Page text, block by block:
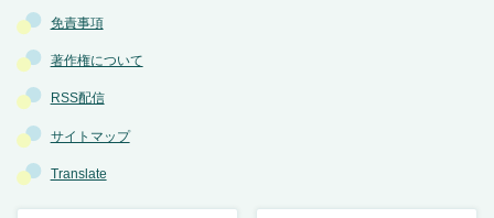
免責事項
著作権について
RSS配信
サイトマップ
Translate